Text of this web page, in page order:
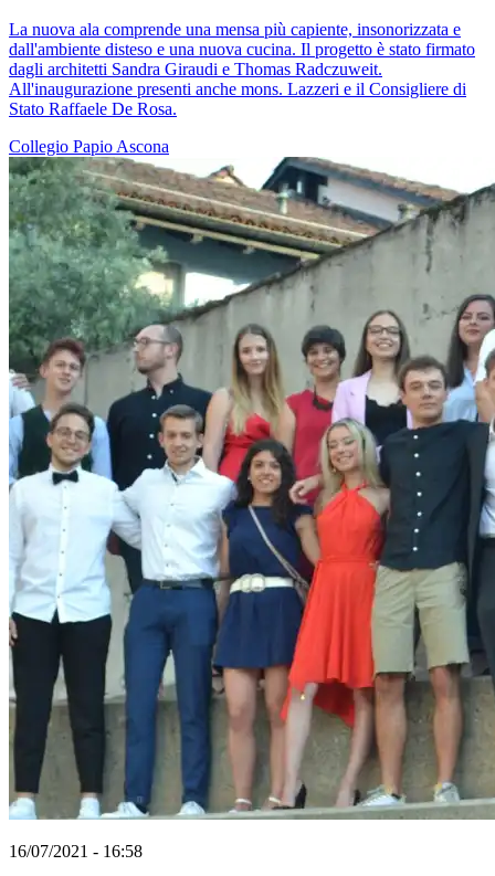
La nuova ala comprende una mensa più capiente, insonorizzata e
dall'ambiente disteso e una nuova cucina. Il progetto è stato firmato
dagli architetti Sandra Giraudi e Thomas Radczuweit.
All'inaugurazione presenti anche mons. Lazzeri e il Consigliere di
Stato Raffaele De Rosa.
Collegio PapioAscona
16/07/2021 - 16:58